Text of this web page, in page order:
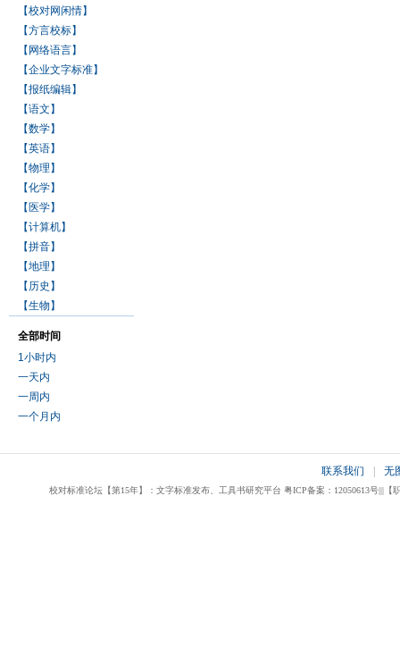
【校对网闲情】
【方言校标】
【网络语言】
【企业文字标准】
【报纸编辑】
【语文】
【数学】
【英语】
【物理】
【化学】
【医学】
【计算机】
【拼音】
【地理】
【历史】
【生物】
全部时间
1小时内
一天内
一周内
一个月内
联系我们 无
校对标准论坛【第15年】：文字标准发布、工具书研究平台 粤ICP备案：12050613号|||【